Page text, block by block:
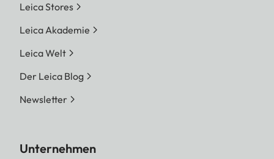
Leica Stores
Leica Akademie
Leica Welt
Der Leica Blog
Newsletter
Unternehmen